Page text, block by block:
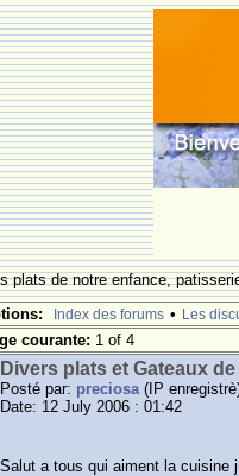
plats de notre enfance,
Index des forums • Les
courante: 1 of 4
Divers plats et Gateaux
Posté par: preciosa(IP
Date: 12 July 2006 : 01:42
Salut a tous qui aiment la cuisine